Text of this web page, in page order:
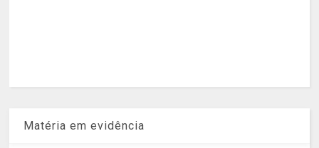
Matéria em evidência